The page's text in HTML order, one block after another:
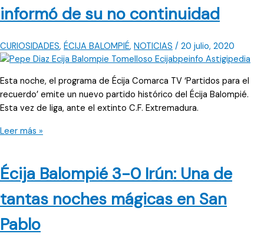
mejor
de
liga
Segunda
B
informó de su no continuidad
CURIOSIDADES, ÉCIJA BALOMPIÉ, NOTICIAS / 20 julio, 2020
Esta noche, el programa de Écija Comarca TV ‘Partidos para el
recuerdo’ emite un nuevo partido histórico del Écija Balompié.
Esta vez de liga, ante el extinto C.F. Extremadura.
En
de
choque,
informó
Leer más »
Écija Balompié 3-0 Irún: Una de
tantas noches mágicas en San
Pablo